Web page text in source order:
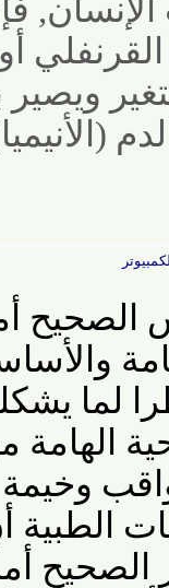
أو
ويصير
لما يشكله
الهامة
وخيمة ،
الطبية